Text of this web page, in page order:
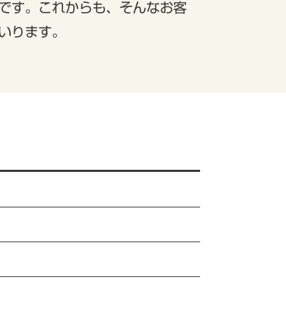
す。これからも、そんなお客
ります。